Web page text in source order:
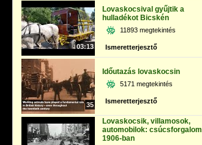
03:13
35
Lovaskocsival gyűjtik a
hulladékot Bicskén
11893 megtekintés
Ismeretterjesztő
Időutazás lovaskocsin
5171 megtekintés
Ismeretterjesztő
Lovaskocsik, villamosok,
automobilok: csúcsforgalom
1906-ban